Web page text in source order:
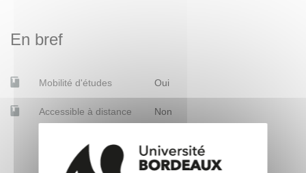
En bref
Mobilité d'études Oui
Accessible à distance Non